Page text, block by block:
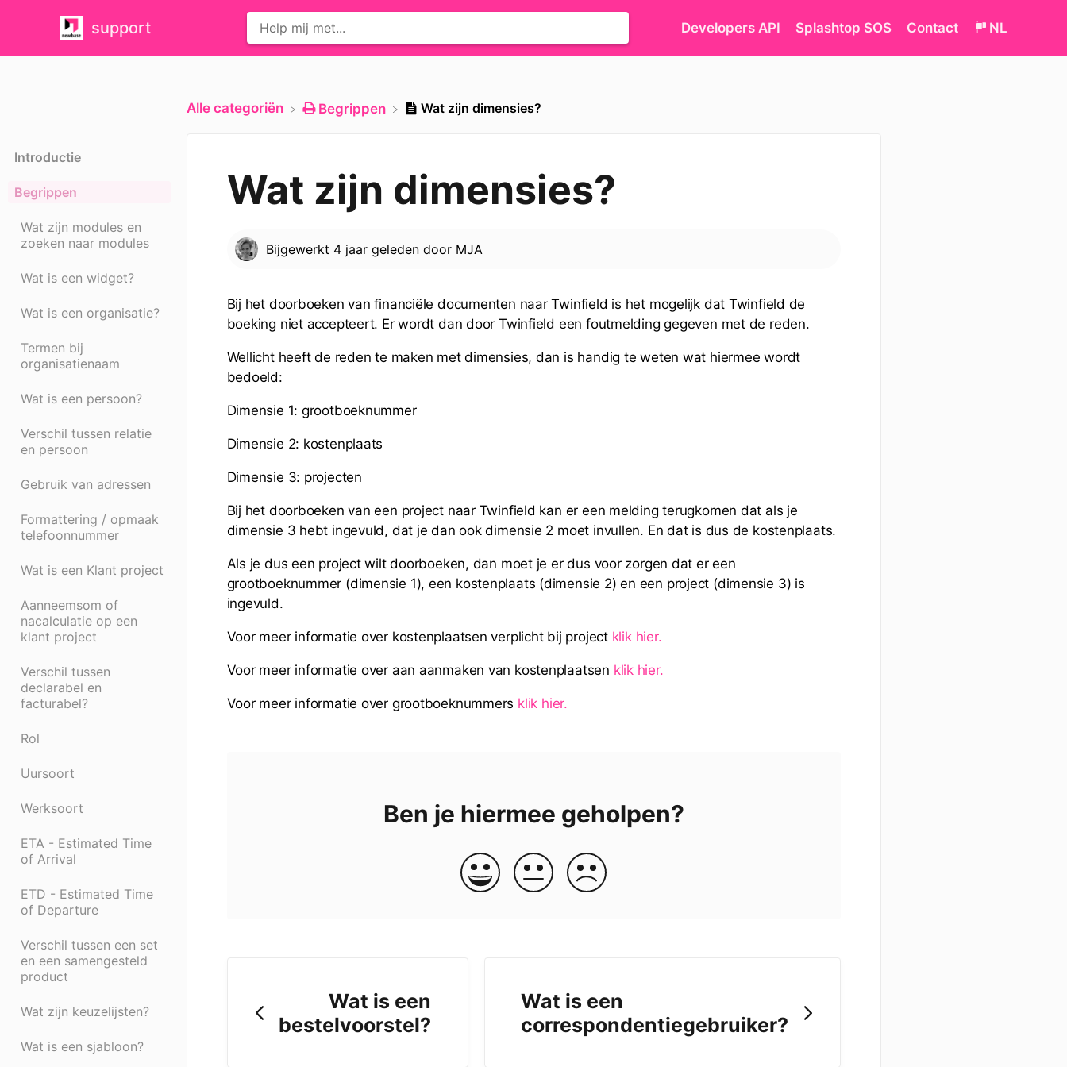
support Developers API Splashtop SOS Contact NL
Introductie
Begrippen
Wat zijn modules en
zoeken naar modules
Wat is een widget?
Wat is een organisatie?
Termen bij
organisatienaam
Wat is een persoon?
Verschil tussen relatie
en persoon
Gebruik van adressen
Formattering / opmaak
telefoonnummer
Wat is een Klant project
Aanneemsom of
nacalculatie op een
klant project
Verschil tussen
declarabel en
facturabel?
Rol
Uursoort
Werksoort
ETA - Estimated Time
of Arrival
ETD - Estimated Time
of Departure
Verschil tussen een set
en een samengesteld
product
Wat zijn keuzelijsten?
Wat is een sjabloon?
Alle categoriën ​Begrippen Wat zijn dimensies?
Wat zijn dimensies?
Bijgewerkt 4 jaar geleden door MJA
Bij het doorboeken van financiële documenten naar Twinfield is het mogelijk dat Twinfield de
boeking niet accepteert. Er wordt dan door Twinfield een foutmelding gegeven met de reden.
Wellicht heeft de reden te maken met dimensies, dan is handig te weten wat hiermee wordt
bedoeld:
Dimensie 1: grootboeknummer
Dimensie 2: kostenplaats
Dimensie 3: projecten
Bij het doorboeken van een project naar Twinfield kan er een melding terugkomen dat als je
dimensie 3 hebt ingevuld, dat je dan ook dimensie 2 moet invullen. En dat is dus de kostenplaats.
Als je dus een project wilt doorboeken, dan moet je er dus voor zorgen dat er een
grootboeknummer (dimensie 1), een kostenplaats (dimensie 2) en een project (dimensie 3) is
ingevuld.
Voor meer informatie over kostenplaatsen verplicht bij project klik hier.
Voor meer informatie over aan aanmaken van kostenplaatsen klik hier.
Voor meer informatie over grootboeknummers klik hier.
Ben je hiermee geholpen?
Wat is een
bestelvoorstel?
Wat is een
correspondentiegebruiker?